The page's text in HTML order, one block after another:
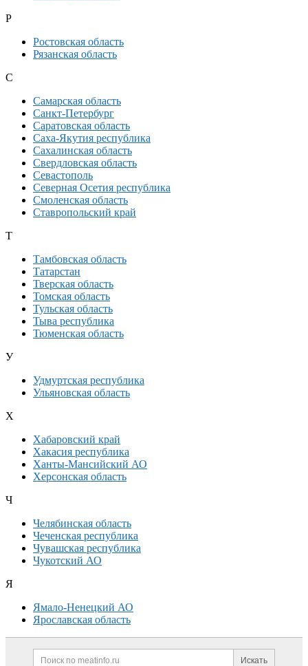
Р
Ростовская область
Рязанская область
С
Самарская область
Санкт-Петербург
Саратовская область
Саха-Якутия республика
Сахалинская область
Свердловская область
Севастополь
Северная Осетия республика
Смоленская область
Ставропольский край
Т
Тамбовская область
Татарстан
Тверская область
Томская область
Тульская область
Тыва республика
Тюменская область
У
Удмуртская республика
Ульяновская область
Х
Хабаровский край
Хакасия республика
Ханты-Мансийский АО
Херсонская область
Ч
Челябинская область
Чеченская республика
Чувашская республика
Чукотский АО
Я
Ямало-Ненецкий АО
Ярославская область
Дополнительная информация
Поиск по сайту и
Искать